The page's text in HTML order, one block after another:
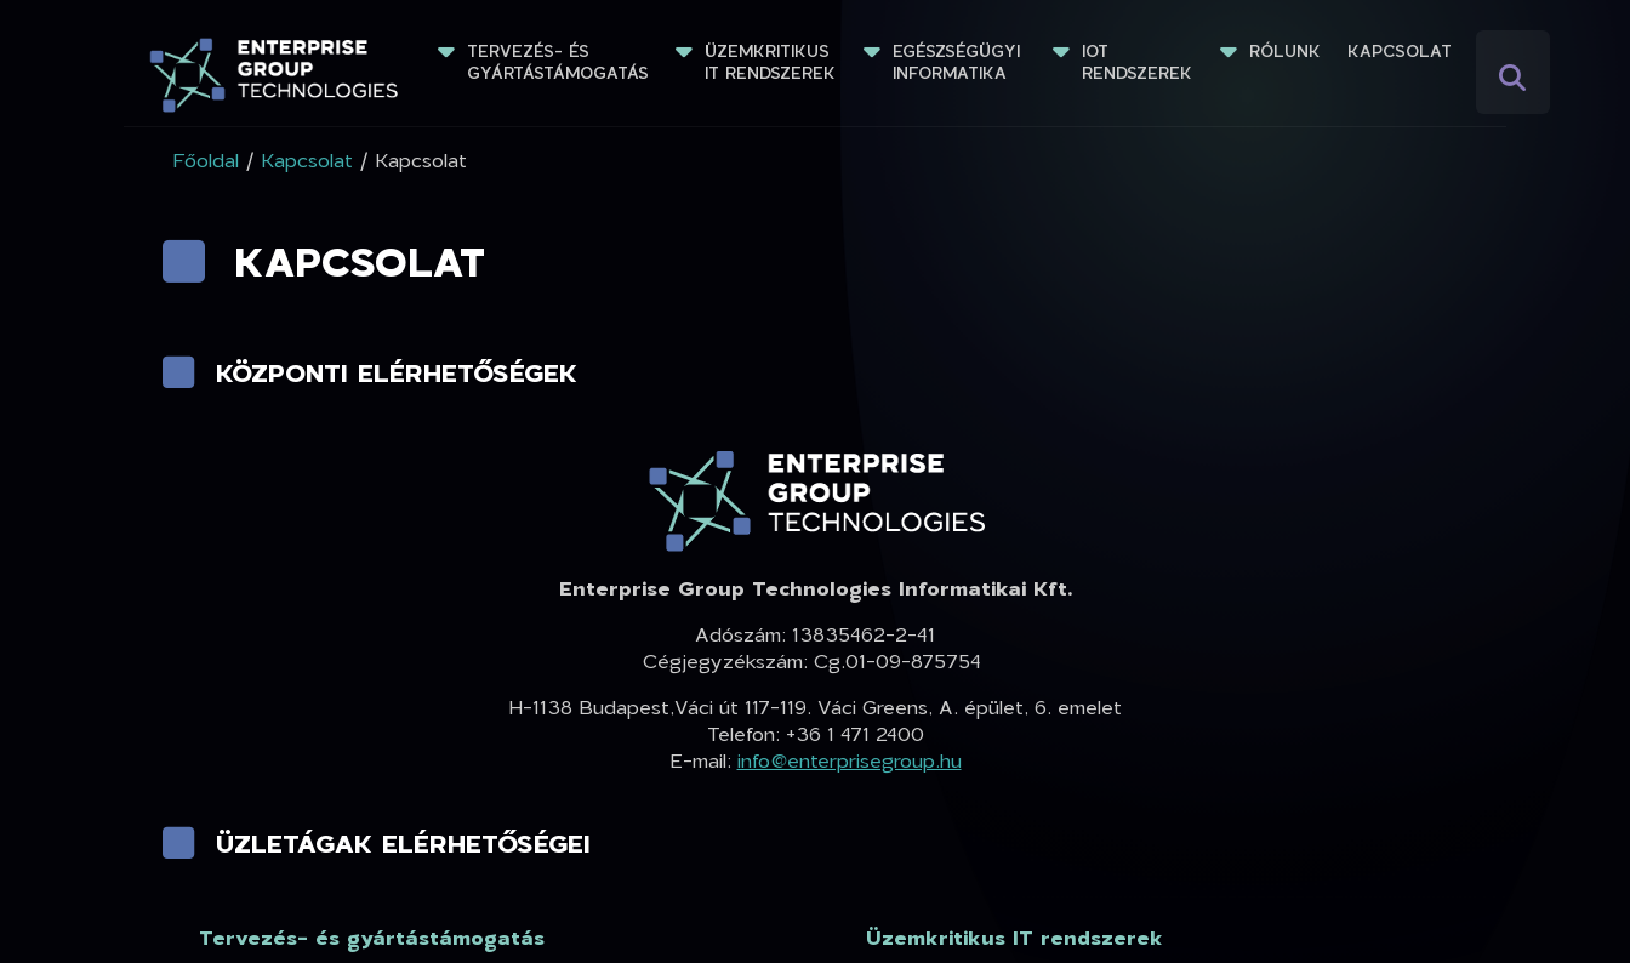
TERVEZÉS- ÉS
GYÁRTÁSTÁMOGATÁS
ÜZEMKRITIKUS
IT RENDSZEREK
EGÉSZSÉGÜGYI
INFORMATIKA
IOT
RENDSZEREK
RÓLUNK KAPCSOLAT
Főoldal / Kapcsolat / Kapcsolat
KAPCSOLAT
KÖZPONTI ELÉRHETŐSÉGEK
Enterprise Group Technologies Informatikai Kft.
Adószám: 13835462-2-41
Cégjegyzékszám: Cg.01-09-875754
H-1138 Budapest,Váci út 117-119. Váci Greens, A. épület, 6. emelet
Telefon: +36 1 471 2400
E-mail:info@enterprisegroup.hu
ÜZLETÁGAK ELÉRHETŐSÉGEI
Tervezés- és gyártástámogatás
Üzemkritikus IT rendszerek